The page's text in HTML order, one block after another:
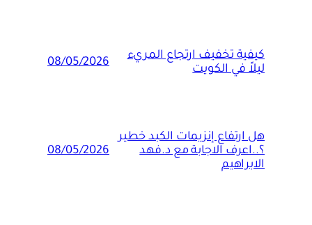
كيفية تخفيف ارتجاع المريء
ليلاً في الكويت
08/05/2026
هل ارتفاع إنزيمات الكبد خطير
؟..اعرف الاجابة مع د.فهد
الابراهيم
08/05/2026